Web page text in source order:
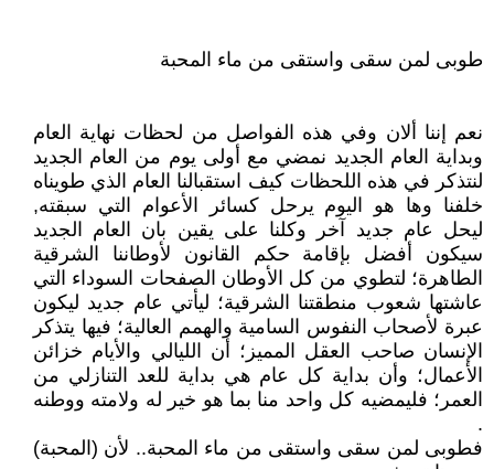
طوبى لمن سقى واستقى من ماء المحبة
نعم إننا ألان وفي هذه الفواصل من لحظات نهاية العام
وبداية العام الجديد نمضي مع أولى يوم من العام الجديد
لنتذكر في هذه اللحظات كيف استقبالنا العام الذي طويناه
خلفنا وها هو اليوم يرحل كسائر الأعوام التي سبقته,
ليحل عام جديد آخر وكلنا على يقين بان العام الجديد
سيكون أفضل بإقامة حكم القانون لأوطاننا الشرقية
الطاهرة؛ لتطوي من كل الأوطان الصفحات السوداء التي
عاشتها شعوب منطقتنا الشرقية؛ ليأتي عام جديد ليكون
عبرة لأصحاب النفوس السامية والهمم العالية؛ فيها يتذكر
الإنسان صاحب العقل المميز؛ أن الليالي والأيام خزائن
الأعمال؛ وأن بداية كل عام هي بداية للعد التنازلي من
العمر؛ فليمضيه كل واحد منا بما هو خير له ولامته ووطنه
.
فطوبى لمن سقى واستقى من ماء المحبة.. لأن (المحبة)